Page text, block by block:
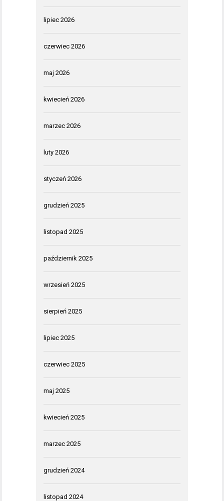
lipiec 2026
czerwiec 2026
maj 2026
kwiecień 2026
marzec 2026
luty 2026
styczeń 2026
grudzień 2025
listopad 2025
październik 2025
wrzesień 2025
sierpień 2025
lipiec 2025
czerwiec 2025
maj 2025
kwiecień 2025
marzec 2025
grudzień 2024
listopad 2024